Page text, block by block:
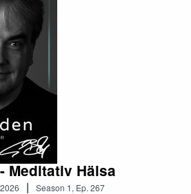
Meditativ Hälsa
| Season 1, Ep. 267